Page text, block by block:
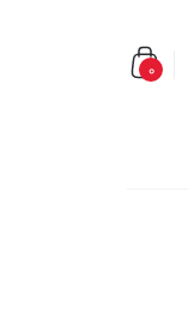
0